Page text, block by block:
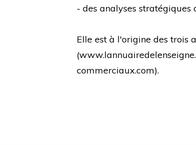
- des analyses
Elle est à l'origine des trois
(
commerciaux.com).